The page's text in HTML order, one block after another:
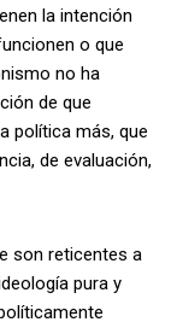
la intención
o que
no ha
de que
política más, que
de evaluación,
son reticentes a
pura y